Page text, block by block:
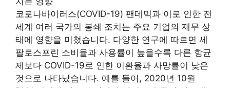
코로나바이러스(COVID-19) 팬데믹과 이로 인한 전
세계 여러 국가의 봉쇄 조치는 주요 기업의 재무 상
태에 영향을 미쳤습니다. 다양한 연구에 따르면 세
팔로스포린 소비율과 사용률이 높을수록 다른 항균
제보다 COVID-19로 인한 이환율과 사망률이 낮은
것으로 나타났습니다. 예를 들어, 2020년 10월